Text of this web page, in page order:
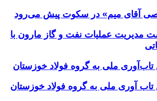
آقای میم» در سکوت پیش می‌رود
مدیریت عملیات نفت و گاز مارون با
تاب‌آوری ملی به گروه فولاد خوزستان
تاب آوری ملی به گروه فولاد خوزستان